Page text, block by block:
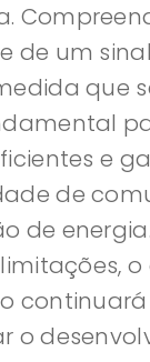
de um
que
e
de
de
o